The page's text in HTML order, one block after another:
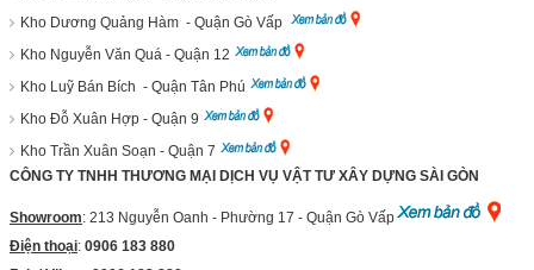
Kho Dương Quảng Hàm - Quận Gò Vấp
Kho Nguyễn Văn Quá - Quận 12
Kho Luỹ Bán Bích - Quận Tân Phú
Kho Đỗ Xuân Hợp - Quận 9
Kho Trần Xuân Soạn - Quận 7
CÔNG TY TNHH THƯƠNG MẠI DỊCH VỤ VẬT TƯ XÂY DỰNG SÀI GÒN
Showroom: 213 Nguyễn Oanh - Phường 17 - Quận Gò Vấp
Điện thoại: 0906 183 880